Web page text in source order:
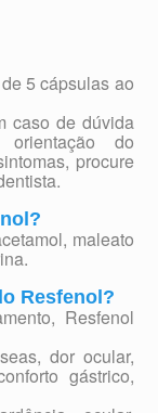
5 cápsulas ao
caso de dúvida
orientação do
procure
maleato
Resfenol?
Resfenol
dor ocular,
gástrico,